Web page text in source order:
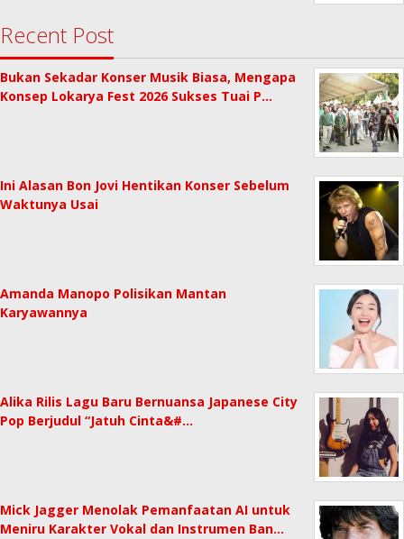
Recent Post
Bukan Sekadar Konser Musik Biasa, Mengapa
Konsep Lokarya Fest 2026 Sukses Tuai P…
Ini Alasan Bon Jovi Hentikan Konser Sebelum
Waktunya Usai
Amanda Manopo Polisikan Mantan
Karyawannya
Alika Rilis Lagu Baru Bernuansa Japanese City
Pop Berjudul “Jatuh Cinta&#…
Mick Jagger Menolak Pemanfaatan AI untuk
Meniru Karakter Vokal dan Instrumen Ban…